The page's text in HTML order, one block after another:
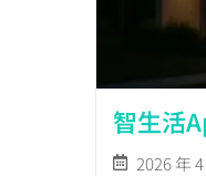
智生活
2026 年